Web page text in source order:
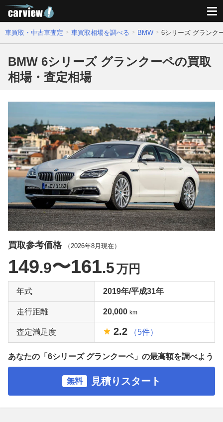
車買取・中古車査定 車買取相場を調べる BMW 6シリーズ グランク
BMW 6シリーズ グランクーペの買取
相場・査定相場
買取参考価格 （ 2026年8月 現在）
149.9〜161.5万円
年式 2019年/平成31年
走行距離 20,000 km
査定満足度 2.2 （5件）
あなたの「6シリーズ グランクーペ」の最高額を調べよう
無料 見積りスタート